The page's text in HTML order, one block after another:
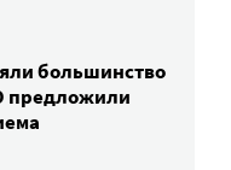
большинство
предложили